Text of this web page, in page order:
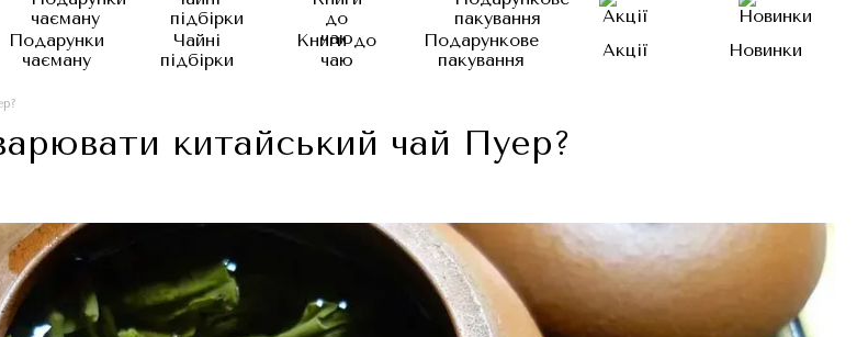
Подарунки
чаєману
Чайні
підбірки
Книги до
чаю
Подарункове
пакування
Акції Новинки
китайський чай Пуер?